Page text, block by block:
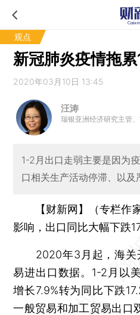
观点
新冠肺炎疫情拖
2020年03月10日 13:45
汪涛
瑞银亚洲经济研究主管
1-2月出口走弱主要是因为
口相关生产活动停滞、以及
【财新网】（专栏作
影响，出口同比大幅下跌
2020年3月起，海关
易进出口数据。1-2月以
增长7.9%转为同比下跌
一般贸易和加工贸易出口